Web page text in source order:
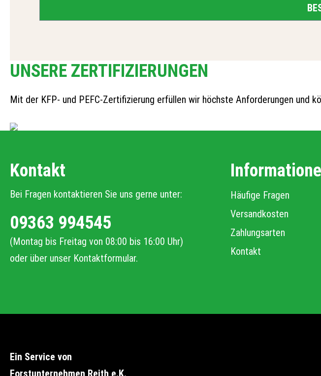
UNSERE ZERTIFIZIERUNGEN
Mit der KFP- und PEFC-Zertifizierung erfüllen wir höchste Anforderungen und
Kontakt
Bei Fragen kontaktieren Sie uns gerne unter:
09363 994545
(Montag bis Freitag von 08:00 bis 16:00 Uhr)
oder über unser Kontaktformular.
Häufige Fragen
Versandkosten
Zahlungsarten
Kontakt
Ein Service von
Forstunternehmen Reith e.K.